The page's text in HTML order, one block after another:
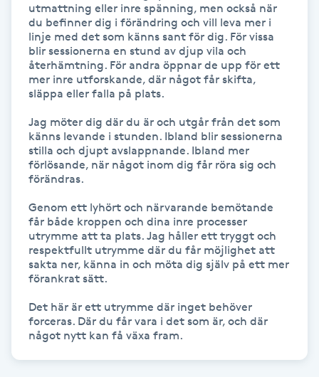
Hatha Yoga
Headspa
Healing
Herrklippning
HIFU
Hollywood Peel
Hot Stone Massage
Hudföryngring
utmattning eller inre spänning, men också när
du befinner dig i förändring och vill leva mer i
linje med det som känns sant för dig. För vissa
blir sessionerna en stund av djup vila och
återhämtning. För andra öppnar de upp för ett
mer inre utforskande, där något får skifta,
släppa eller falla på plats.
Jag möter dig där du är och utgår från det som
känns levande i stunden. Ibland blir sessionerna
stilla och djupt avslappnande. Ibland mer
förlösande, när något inom dig får röra sig och
förändras.
Genom ett lyhört och närvarande bemötande
får både kroppen och dina inre processer
utrymme att ta plats. Jag håller ett tryggt och
respektfullt utrymme där du får möjlighet att
sakta ner, känna in och möta dig själv på ett mer
förankrat sätt.
Det här är ett utrymme där inget behöver
forceras. Där du får vara i det som är, och där
något nytt kan få växa fram.